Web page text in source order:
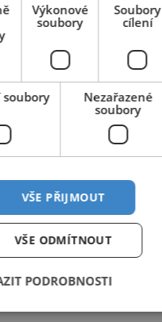
Výkonové
soubory
Soubory
cílení
Nezařazené
soubory
VŠE PŘIJMOUT
VŠE ODMÍTNOUT
PODROBNOSTI